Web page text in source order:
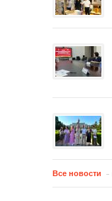
Все новости